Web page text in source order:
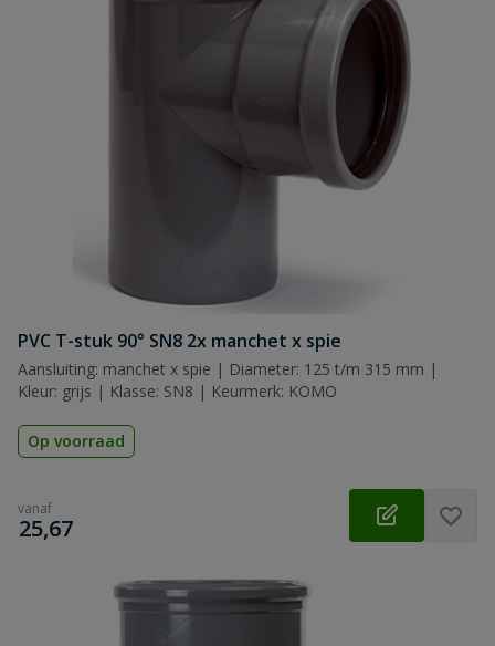
PVC T-stuk 90° SN8 2x manchet x spie
Aansluiting: manchet x spie | Diameter: 125 t/m 315 mm |
Kleur: grijs | Klasse: SN8 | Keurmerk: KOMO
Op voorraad
vanaf
€
25,67